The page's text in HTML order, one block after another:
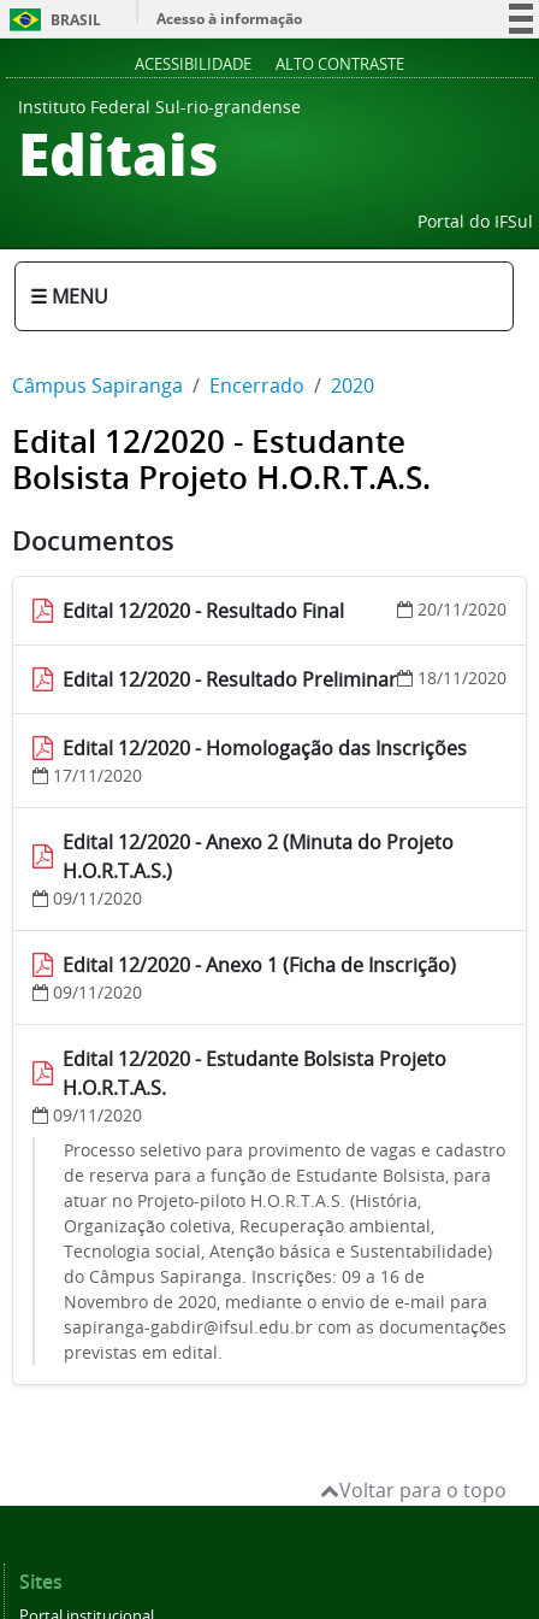
BRASIL
Acesso à informação
ACESSIBILIDADE ALTO CONTRASTE
Instituto Federal Sul-rio-grandense
Editais
Portal do IFSul
☰ MENU
Câmpus Sapiranga Encerrado 2020
Edital 12/2020 - Estudante
Bolsista Projeto H.O.R.T.A.S.
Documentos
Edital 12/2020 - Resultado Final 20/11/2020
Edital 12/2020 - Resultado Preliminar 18/11/2020
Edital 12/2020 - Homologação das Inscrições
17/11/2020
Edital 12/2020 - Anexo 2 (Minuta do Projeto
H.O.R.T.A.S.)
09/11/2020
Edital 12/2020 - Anexo 1 (Ficha de Inscrição)
09/11/2020
Edital 12/2020 - Estudante Bolsista Projeto
H.O.R.T.A.S.
09/11/2020
Processo seletivo para provimento de vagas e cadastro
de reserva para a função de Estudante Bolsista, para
atuar no Projeto-piloto H.O.R.T.A.S. (História,
Organização coletiva, Recuperação ambiental,
Tecnologia social, Atenção básica e Sustentabilidade)
do Câmpus Sapiranga. Inscrições: 09 a 16 de
Novembro de 2020, mediante o envio de e-mail para
sapiranga-gabdir@ifsul.edu.br com as documentações
previstas em edital.
Voltar para o topo
Sites